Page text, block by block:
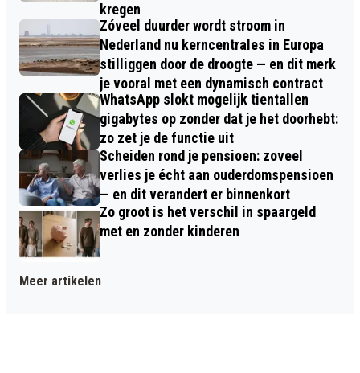
kregen
Zóveel duurder wordt stroom in
Nederland nu kerncentrales in Europa
stilliggen door de droogte — en dit merk
je vooral met een dynamisch contract
WhatsApp slokt mogelijk tientallen
gigabytes op zonder dat je het doorhebt:
zo zet je de functie uit
Scheiden rond je pensioen: zoveel
verlies je écht aan ouderdomspensioen
— en dit verandert er binnenkort
Zo groot is het verschil in spaargeld
met en zonder kinderen
Meer artikelen